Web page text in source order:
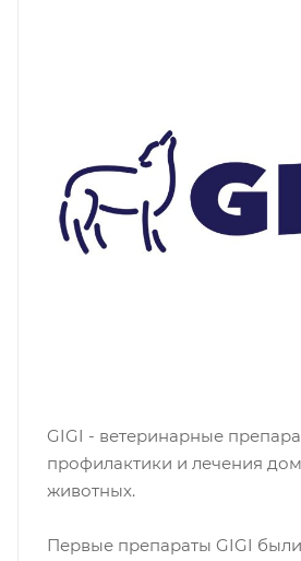
GIGI - ветеринарные
профилактики и лечения
животных.
Первые препараты GIGI